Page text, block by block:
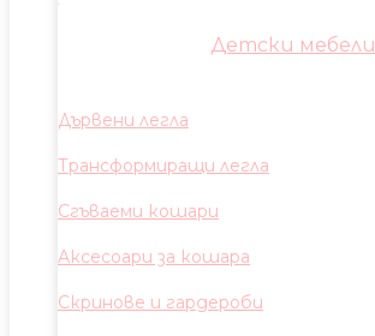
Детски мебели
Дървени легла
Трансформиращи легла
Сгъваеми кошари
Аксесоари за кошара
Скринове и гардероби